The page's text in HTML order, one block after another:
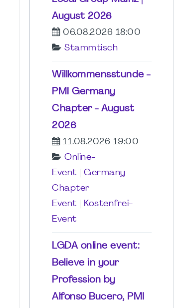
August 2026
06.08.2026 18:00
Stammtisch
Willkommensstunde -
PMI Germany
Chapter - August
2026
11.08.2026 19:00
Online-
Event
Germany
Chapter
Event
Kostenfrei-
Event
LGDA online event:
Believe in your
Profession by
Alfonso Bucero, PMI